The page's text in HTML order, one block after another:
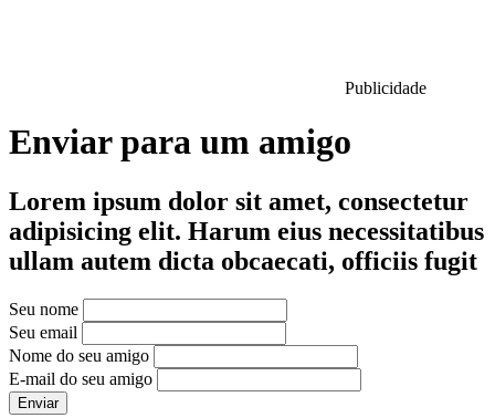
Publicidade
Enviar para um amigo
Lorem ipsum dolor sit amet, consectetur
adipisicing elit. Harum eius necessitatibus
ullam autem dicta obcaecati, officiis fugit
Seu nome
Seu email
Nome do seu amigo
E-mail do seu amigo
Enviar